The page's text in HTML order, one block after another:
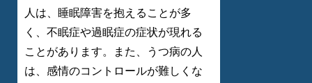
人は、睡眠障害を抱えることが多
く、不眠症や過眠症の症状が現れる
ことがあります。また、うつ病の人
は、感情のコントロールが難しくな